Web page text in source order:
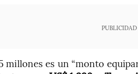
PUBLICIDAD
millones es un “monto